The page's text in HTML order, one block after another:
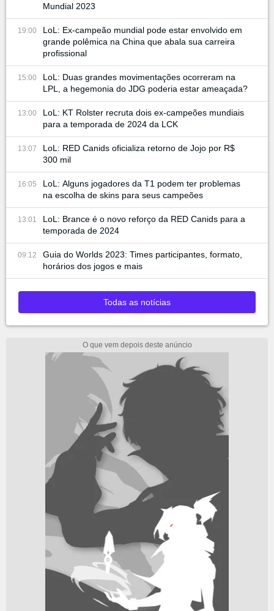
Mundial 2023
19:00
LoL: Ex-campeão mundial pode estar envolvido em
grande polêmica na China que abala sua carreira
profissional
15:00
LoL: Duas grandes movimentações ocorreram na
LPL, a hegemonia do JDG poderia estar ameaçada?
13:00
LoL: KT Rolster recruta dois ex-campeões mundiais
para a temporada de 2024 da LCK
13:07
LoL: RED Canids oficializa retorno de Jojo por R$
300 mil
16:05
LoL: Alguns jogadores da T1 podem ter problemas
na escolha de skins para seus campeões
13:01
LoL: Brance é o novo reforço da RED Canids para a
temporada de 2024
09:12
Guia do Worlds 2023: Times participantes, formato,
horários dos jogos e mais
Todas as notícias